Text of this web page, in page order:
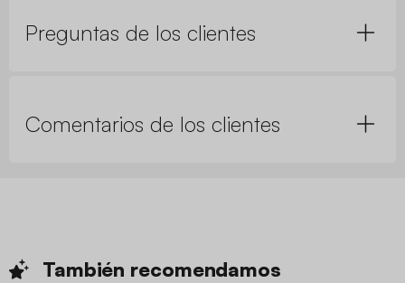
Preguntas de los clientes
Comentarios de los clientes
También recomendamos